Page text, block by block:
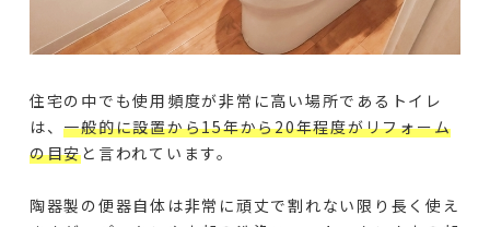
住宅の中でも使用頻度が非常に高い場所であるトイレ
は、一般的に設置から15年から20年程度がリフォーム
の目安と言われています。
陶器製の便器自体は非常に頑丈で割れない限り長く使え